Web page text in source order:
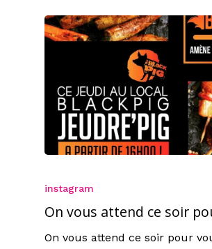
instagram
On vous attend ce soir
On vous attend ce soir pour